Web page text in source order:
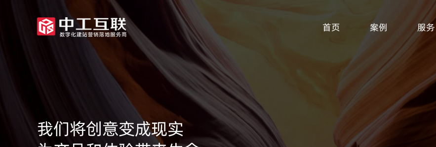
首页 案例 服务
我们将创意变成现实